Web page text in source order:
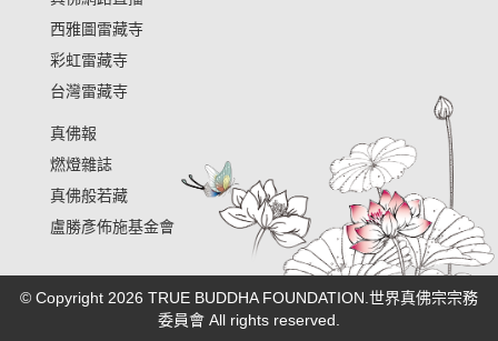
西雅圖雷藏寺
彩虹雷藏寺
台灣雷藏寺
真佛報
燃燈雜誌
真佛般若藏
盧勝彥佈施基金會
© Copyright 2026 TRUE BUDDHA FOUNDATION.世界真佛宗宗務
委員會 All rights reserved.